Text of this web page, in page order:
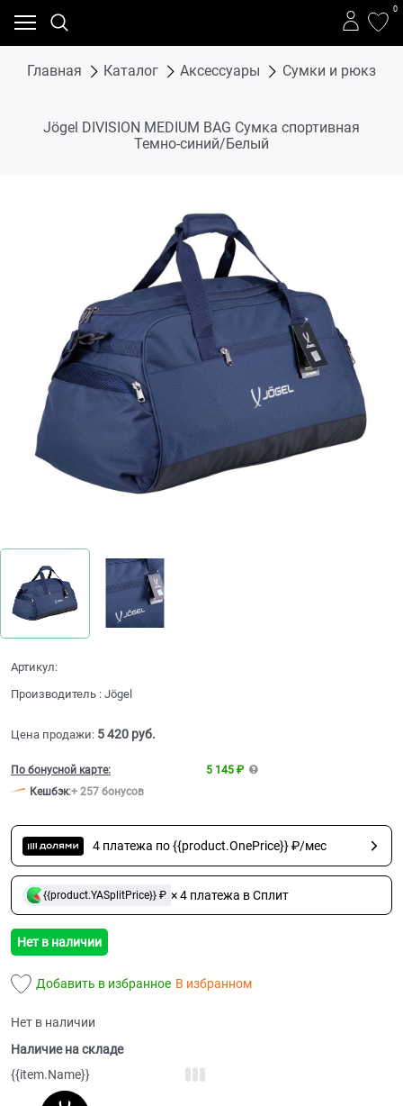
0
Главная Каталог Аксессуары Сумки и рюкзаки
Jögel DIVISION MEDIUM BAG Сумка спортивная
Темно-синий/Белый
Артикул:
Производитель : Jögel
Цена продажи: 5 420 руб.
По бонусной карте:
5 145 ₽
Кешбэк:+ 257 бонусов
4 платежа по {{product.OnePrice}} ₽/мес
{{product.YASplitPrice}} ₽ × 4 платежа в Сплит
Нет в наличии
Добавить в избранное В избранном
Нет в наличии
Наличие на складе
{{item.Name}}